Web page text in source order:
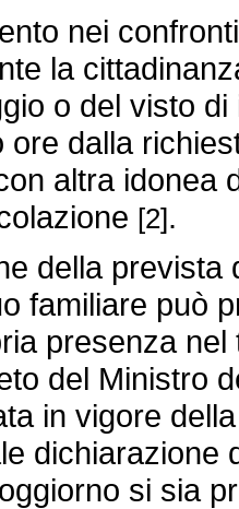
nei
la
o del visto
ore dalla
altra idonea
[2].
della prevista
familiare può
presenza
del Ministro
in vigore
si sia